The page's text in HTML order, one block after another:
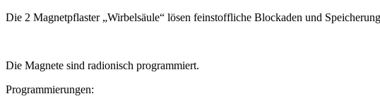
Die 2 Magnetpflaster „Wirbelsäule“ lösen feinstoffliche Blockaden und
Die Magnete sind radionisch programmiert.
Programmierungen: